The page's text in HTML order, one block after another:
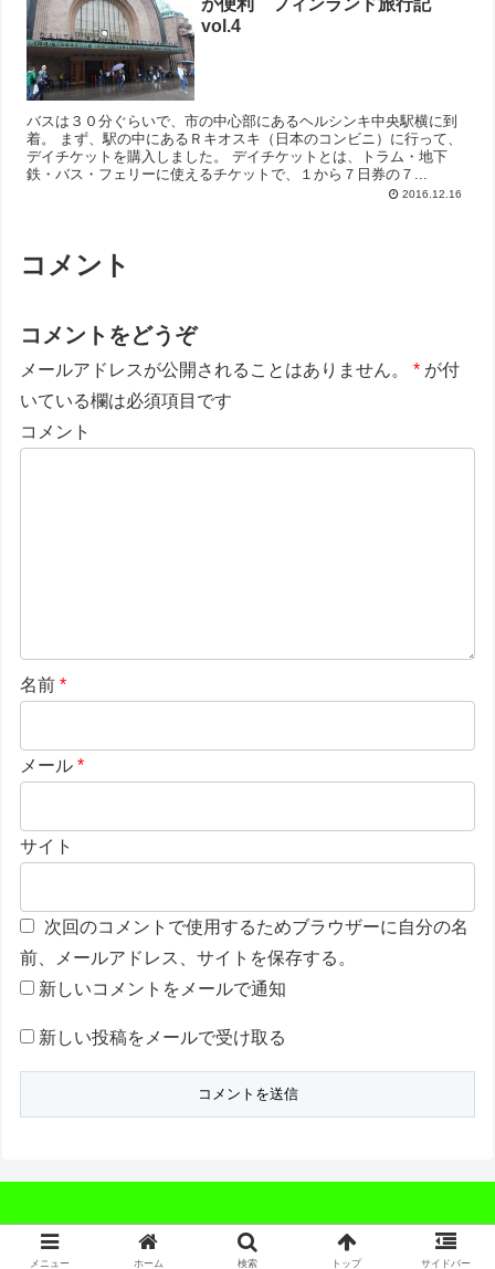
vol.4
バスは３０分ぐらいで、市の中心部にあるヘルシンキ中央駅横に到
着。 まず、駅の中にあるＲキオスキ（日本のコンビニ）に行って、
デイチケットを購入しました。 デイチケットとは、トラム・地下
鉄・バス・フェリーに使えるチケットで、１から７日券の７...
2016.12.16
コメント
コメントをどうぞ
メールアドレスが公開されることはありません。 * が付
いている欄は必須項目です
コメント
名前*
メール*
サイト
次回のコメントで使用するためブラウザーに自分の名
前、メールアドレス、サイトを保存する。
新しいコメントをメールで通知
新しい投稿をメールで受け取る
© 2016 舞のまいまいな旅行記.
メニュー ホーム 検索 トップ サイドバー